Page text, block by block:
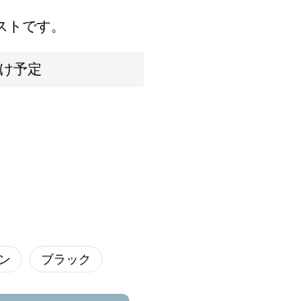
です。
予定
ブラック